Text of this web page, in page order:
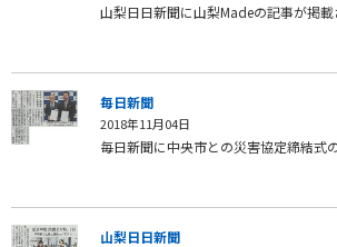
山梨日日新聞に山梨Madeの記事が掲載
毎日新聞
2018年11月04日
毎日新聞に中央市との災害協定締結式
山梨日日新聞